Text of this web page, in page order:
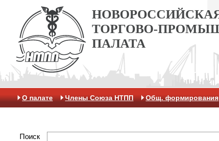
ТОРГОВО-
ПАЛАТА
О палате Члены Союза НТПП Общ. формирования
Поиск